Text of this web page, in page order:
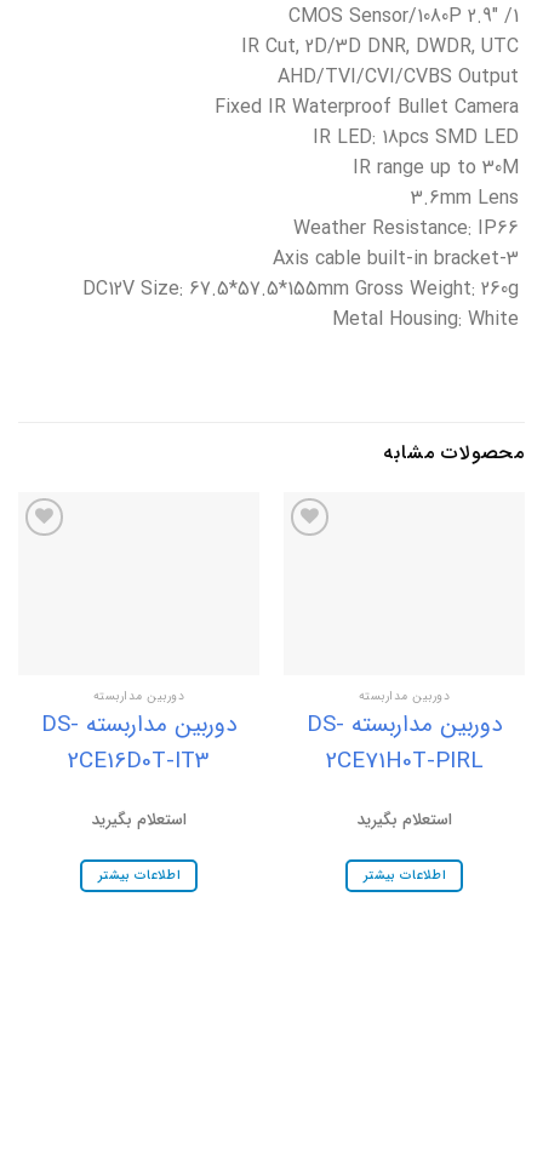
1/ 2.9″ CMOS Sensor/1080P
IR Cut, 2D/3D DNR, DWDR, UTC
AHD/TVI/CVI/CVBS Output
Fixed IR Waterproof Bullet Camera
IR LED: 18pcs SMD LED
IR range up to 30M
3.6mm Lens
Weather Resistance: IP66
3-Axis cable built-in bracket
DC12V Size: 67.5*57.5*155mm Gross Weight: 260g
Metal Housing: White
محصولات مشابه
دوربین مداربسته
دوربین مداربسته DS-
2CE71H0T-PIRL
استعلام بگیرید
اطلاعات بیشتر
دوربین مداربسته
دوربین مداربسته DS-
2CE16D0T-IT3
استعلام بگیرید
اطلاعات بیشتر